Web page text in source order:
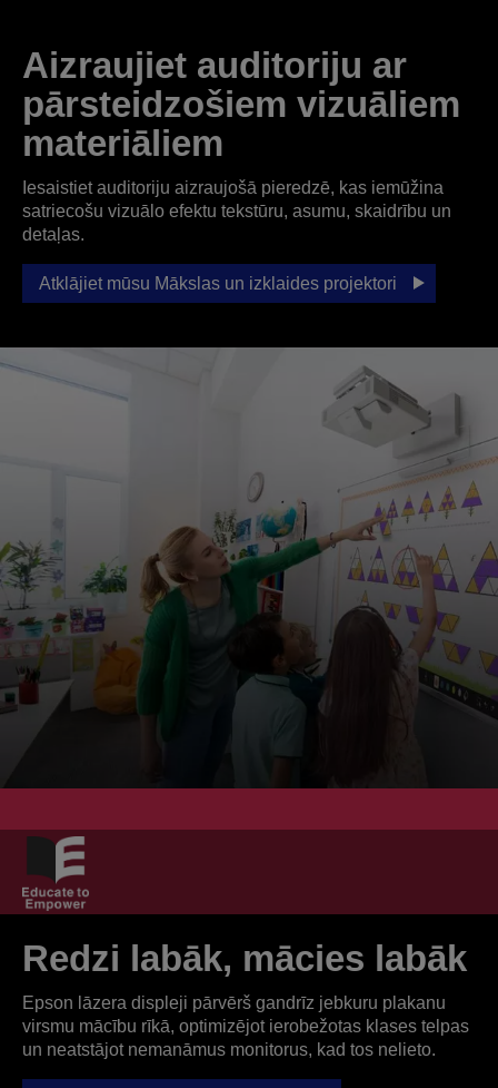
Aizraujiet auditoriju ar
pārsteidzošiem vizuāliem
materiāliem
Iesaistiet auditoriju aizraujošā pieredzē, kas iemūžina
satriecošu vizuālo efektu tekstūru, asumu, skaidrību un
detaļas.
Atklājiet mūsu Mākslas un izklaides projektori
Redzi labāk, mācies labāk
Epson lāzera displeji pārvērš gandrīz jebkuru plakanu
virsmu mācību rīkā, optimizējot ierobežotas klases telpas
un neatstājot nemanāmus monitorus, kad tos nelieto.